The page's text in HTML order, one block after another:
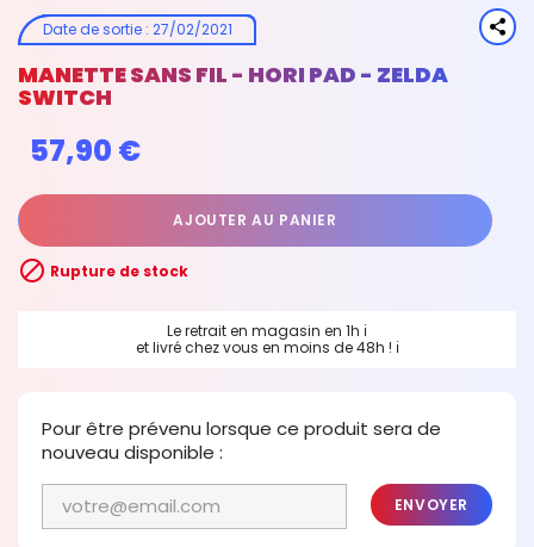
Date de sortie: 27/02/2021
MANETTE SANS FIL - HORI PAD - ZELDA
SWITCH
57,90 €
AJOUTER AU PANIER
 Rupture de stock
Le retrait en magasin en 1h ℹ
et livré chez vous en moins de 48h ! ℹ
Pour être prévenu lorsque ce produit sera de
nouveau disponible :
ENVOYER